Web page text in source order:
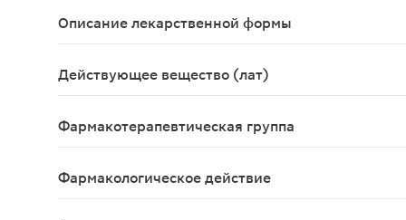
Описание лекарственной формы
Таблетки для приготовления раствора для
Действующее вещество (лат)
Фармакотерапевтическая группа
Фармакологическое действие
Противомикробное средство, производное